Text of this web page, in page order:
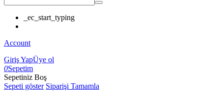
_ec_start_typing
Account
Giriş YapÜye ol
0Sepetim
Sepetiniz Boş
Sepeti göster Siparişi Tamamla